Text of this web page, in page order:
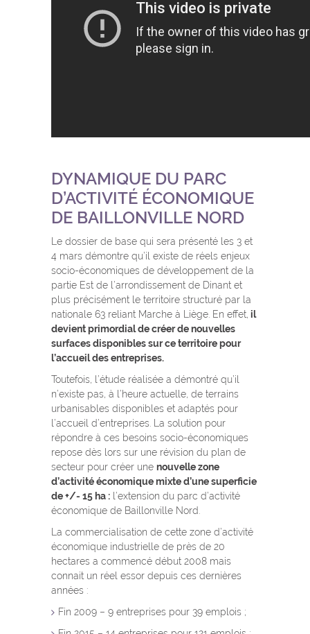
DYNAMIQUE DU PARC
D’ACTIVITÉ ÉCONOMIQUE
DE BAILLONVILLE NORD
Le dossier de base qui sera présenté les 3 et
4 mars démontre qu’il existe de réels enjeux
socio-économiques de développement de la
partie Est de l’arrondissement de Dinant et
plus précisément le territoire structuré par la
nationale 63 reliant Marche à Liège. En effet, il
devient primordial de créer de nouvelles
surfaces disponibles sur ce territoire pour
l’accueil des entreprises.
Toutefois, l’étude réalisée a démontré qu’il
n’existe pas, à l’heure actuelle, de terrains
urbanisables disponibles et adaptés pour
l’accueil d’entreprises. La solution pour
répondre à ces besoins socio-économiques
repose dès lors sur une révision du plan de
secteur pour créer une nouvelle zone
d’activité économique mixte d’une superficie
de +/- 15 ha : l’extension du parc d’activité
économique de Baillonville Nord.
La commercialisation de cette zone d’activité
économique industrielle de près de 20
hectares a commencé début 2008 mais
connait un réel essor depuis ces dernières
années :
Fin 2009 – 9 entreprises pour 39 emplois ;